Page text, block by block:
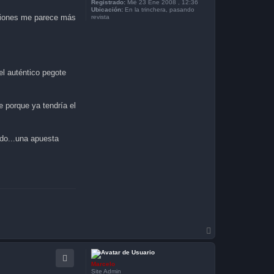
x
Registrado: Mié 23 Ene 2008 , 12:36
Ubicación: En la trinchera, pasando
revista
me parece más
auténtico pegote
porque ya tendría el
apuesta
r
r
Marcelo
Site Admin